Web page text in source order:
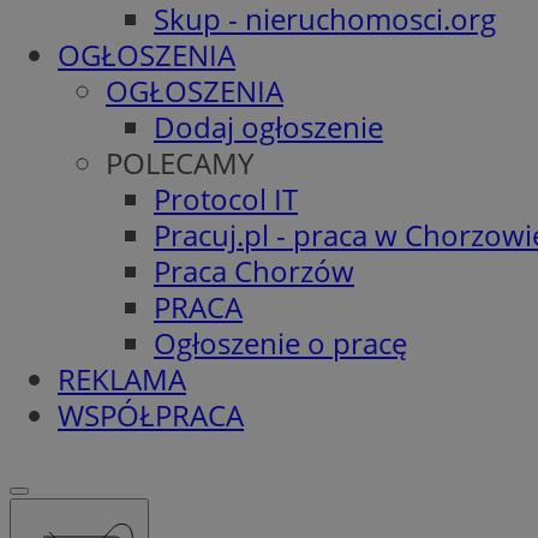
Skup - nieruchomosci.org
OGŁOSZENIA
OGŁOSZENIA
Dodaj ogłoszenie
POLECAMY
Protocol IT
Pracuj.pl - praca w
Praca Chorzów
PRACA
Ogłoszenie o pracę
REKLAMA
WSPÓŁPRACA